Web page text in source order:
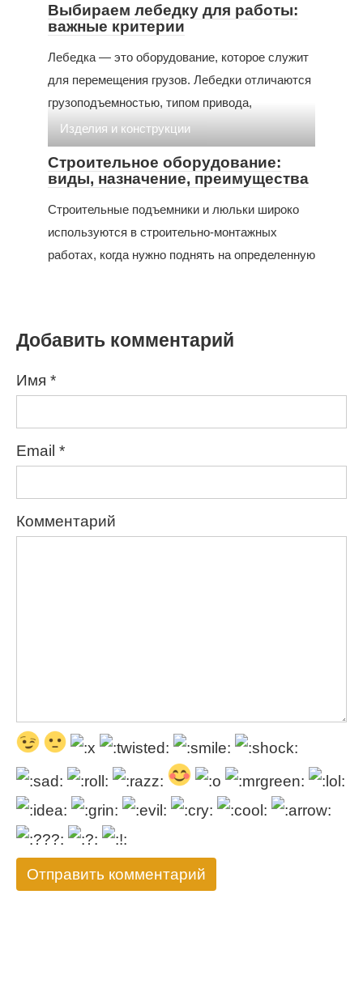
Выбираем лебедку для работы:
важные критерии
Лебедка — это оборудование, которое служит
для перемещения грузов. Лебедки отличаются
грузоподъемностью, типом привода,
Изделия и конструкции
Строительное оборудование:
виды, назначение, преимущества
Строительные подъемники и люльки широко
используются в строительно-монтажных
работах, когда нужно поднять на определенную
Добавить комментарий
Имя *
Email *
Комментарий